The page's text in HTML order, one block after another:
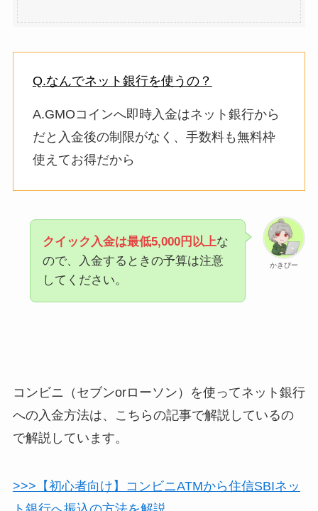
Q.なんでネット銀行を使うの？
A.GMOコインへ即時入金はネット銀行から
だと入金後の制限がなく、手数料も無料枠
使えてお得だから
かきぴー
クイック入金は最低5,000円以上な
ので、入金するときの予算は注意
してください。
コンビニ（セブンorローソン）を使ってネット銀行
への入金方法は、こちらの記事で解説しているの
で解説しています。
>>>【初心者向け】コンビニATMから住信SBIネッ